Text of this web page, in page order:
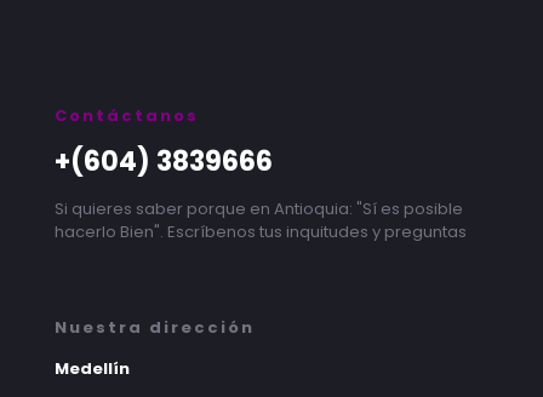
Contáctanos
+(604) 3839666
Si quieres saber porque en Antioquia: "Sí es posible
hacerlo Bien". Escríbenos tus inquitudes y preguntas
Nuestra dirección
Medellín